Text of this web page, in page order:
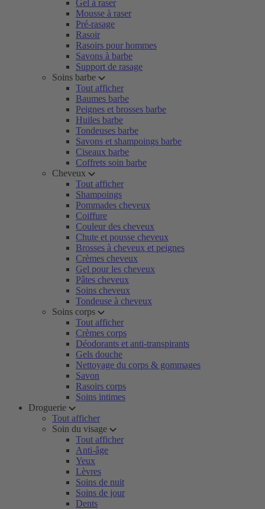
Gel à raser
Mousse à raser
Pré-rasage
Rasoir
Rasoirs pour hommes
Savons à barbe
Support de rasage
Soins barbe
Tout afficher
Baumes barbe
Peignes et brosses barbe
Huiles barbe
Tondeuses barbe
Savons et shampoings barbe
Ciseaux barbe
Coffrets soin barbe
Cheveux
Tout afficher
Shampoings
Pommades cheveux
Coiffure
Couleur des cheveux
Chute et pousse cheveux
Brosses à cheveux et peignes
Crèmes cheveux
Gel pour les cheveux
Pâtes cheveux
Soins cheveux
Tondeuse à cheveux
Soins corps
Tout afficher
Crèmes corps
Déodorants et anti-transpirants
Gels douche
Nettoyage du corps & gommages
Savon
Rasoirs corps
Soins intimes
Droguerie
Tout afficher
Soin du visage
Tout afficher
Anti-âge
Yeux
Lèvres
Soins de nuit
Soins de jour
Dents